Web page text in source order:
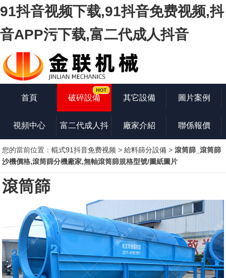
91抖音视频下载,91抖音免费视频,抖
音APP污下载,富二代成人抖音
首頁 破碎設備 其它設備 圖片案例
視頻中心 富二代成人抖
音知識
廠家介紹 聯係報價
您的當前位置：輥式91抖音免费视频 >給料篩分設備 >滾筒篩_滾筒篩
沙機價格,滾筒篩分機廠家,無軸滾筒篩規格型號/圖紙圖片
滾筒篩